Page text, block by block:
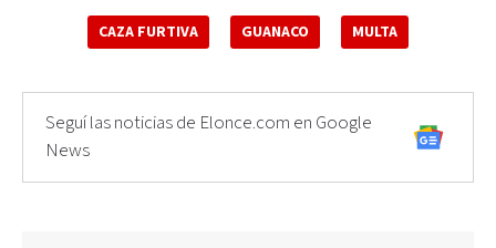
CAZA FURTIVA GUANACO MULTA
Seguí las noticias de Elonce.com en Google
News